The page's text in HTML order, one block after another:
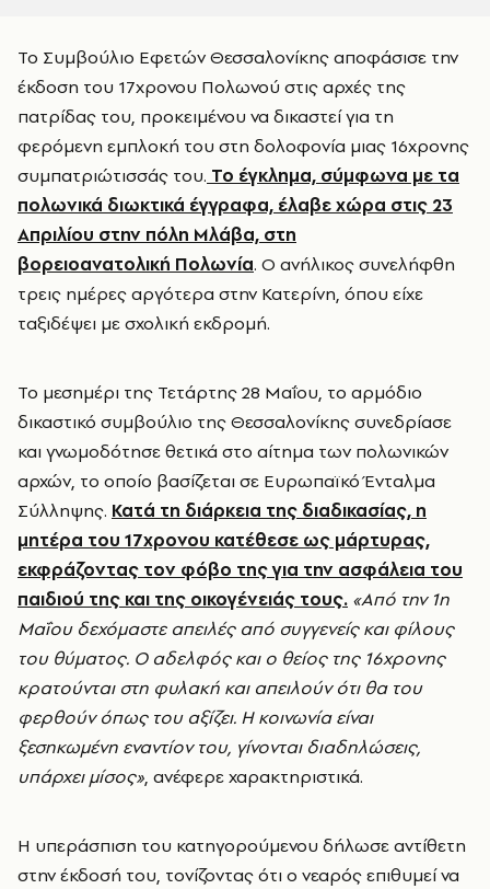
Το Συμβούλιο Εφετών Θεσσαλονίκης αποφάσισε την
έκδοση του 17χρονου Πολωνού στις αρχές της
πατρίδας του, προκειμένου να δικαστεί για τη
φερόμενη εμπλοκή του στη δολοφονία μιας 16χρονης
συμπατριώτισσάς του. Το έγκλημα, σύμφωνα με τα
πολωνικά διωκτικά έγγραφα, έλαβε χώρα στις 23
Απριλίου στην πόλη Μλάβα, στη
βορειοανατολική Πολωνία. Ο ανήλικος συνελήφθη
τρεις ημέρες αργότερα στην Κατερίνη, όπου είχε
ταξιδέψει με σχολική εκδρομή.
Το μεσημέρι της Τετάρτης 28 Μαΐου, το αρμόδιο
δικαστικό συμβούλιο της Θεσσαλονίκης συνεδρίασε
και γνωμοδότησε θετικά στο αίτημα των πολωνικών
αρχών, το οποίο βασίζεται σε Ευρωπαϊκό Ένταλμα
Σύλληψης. Κατά τη διάρκεια της διαδικασίας, η
μητέρα του 17χρονου κατέθεσε ως μάρτυρας,
εκφράζοντας τον φόβο της για την ασφάλεια του
παιδιού της και της οικογένειάς τους. «Από την 1η
Μαΐου δεχόμαστε απειλές από συγγενείς και φίλους
του θύματος. Ο αδελφός και ο θείος της 16χρονης
κρατούνται στη φυλακή και απειλούν ότι θα του
φερθούν όπως του αξίζει. Η κοινωνία είναι
ξεσηκωμένη εναντίον του, γίνονται διαδηλώσεις,
υπάρχει μίσος», ανέφερε χαρακτηριστικά.
Η υπεράσπιση του κατηγορούμενου δήλωσε αντίθετη
στην έκδοσή του, τονίζοντας ότι ο νεαρός επιθυμεί να